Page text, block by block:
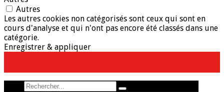
Autres
Les autres cookies non catégorisés sont ceux qui sont en
cours d'analyse et qui n'ont pas encore été classés dans une
catégorie.
Enregistrer & appliquer
Search